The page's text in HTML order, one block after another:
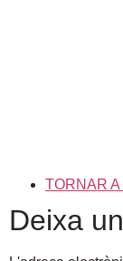
TORNAR
Deixa